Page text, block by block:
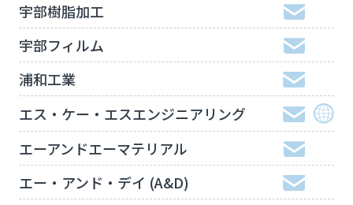
宇部樹脂加工
宇部フィルム
浦和工業
エス・ケー・エスエンジニアリング
エーアンドエーマテリアル
エー・アンド・デイ (A&D)